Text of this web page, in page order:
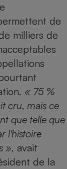
de
milliers de
« 75 %
cru, mais ce
que telle que
l'histoire
», avait
de la